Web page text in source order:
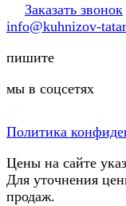
Заказать звонок
info@kuhnizov-
пишите
мы в соцсетях
Политика
Цены на сайте
Для уточнения
продаж.